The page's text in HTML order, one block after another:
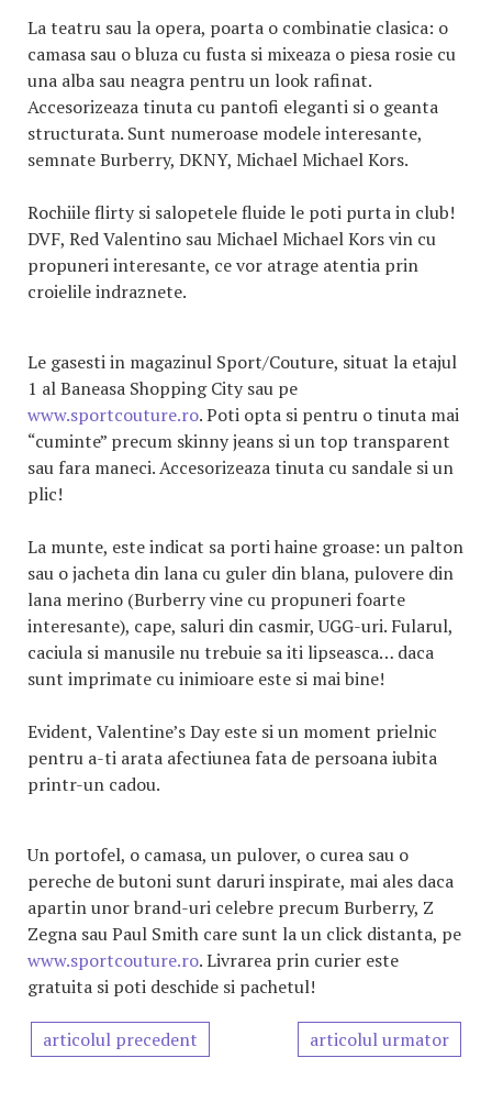
La teatru sau la opera, poarta o combinatie clasica: o
camasa sau o bluza cu fusta si mixeaza o piesa rosie cu
una alba sau neagra pentru un look rafinat.
Accesorizeaza tinuta cu pantofi eleganti si o geanta
structurata. Sunt numeroase modele interesante,
semnate Burberry, DKNY, Michael Michael Kors.
Rochiile flirty si salopetele fluide le poti purta in club!
DVF, Red Valentino sau Michael Michael Kors vin cu
propuneri interesante, ce vor atrage atentia prin
croielile indraznete.
Le gasesti in magazinul Sport/Couture, situat la etajul
1 al Baneasa Shopping City sau pe
www.sportcouture.ro. Poti opta si pentru o tinuta mai
“cuminte” precum skinny jeans si un top transparent
sau fara maneci. Accesorizeaza tinuta cu sandale si un
plic!
La munte, este indicat sa porti haine groase: un palton
sau o jacheta din lana cu guler din blana, pulovere din
lana merino (Burberry vine cu propuneri foarte
interesante), cape, saluri din casmir, UGG-uri. Fularul,
caciula si manusile nu trebuie sa iti lipseasca… daca
sunt imprimate cu inimioare este si mai bine!
Evident, Valentine’s Day este si un moment prielnic
pentru a-ti arata afectiunea fata de persoana iubita
printr-un cadou.
Un portofel, o camasa, un pulover, o curea sau o
pereche de butoni sunt daruri inspirate, mai ales daca
apartin unor brand-uri celebre precum Burberry, Z
Zegna sau Paul Smith care sunt la un click distanta, pe
www.sportcouture.ro. Livrarea prin curier este
gratuita si poti deschide si pachetul!
articolul precedent articolul urmator